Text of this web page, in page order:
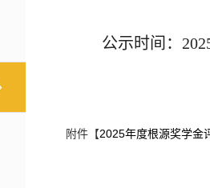
公示时间：
附件【2025年度根源奖学金